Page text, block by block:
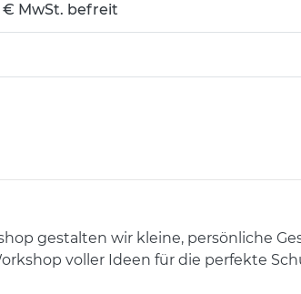
€ MwSt. befreit
gestalten wir kleine, persönliche
voller Ideen für die perfekte